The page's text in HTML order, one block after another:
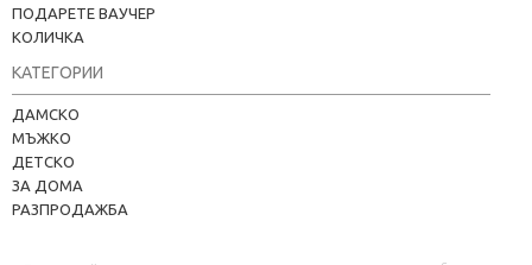
ПОДАРЕТЕ ВАУЧЕР
КОЛИЧКА
КАТЕГОРИИ
ДАМСКО
МЪЖКО
ДЕТСКО
ЗА ДОМА
РАЗПРОДАЖБА
Kapere.com